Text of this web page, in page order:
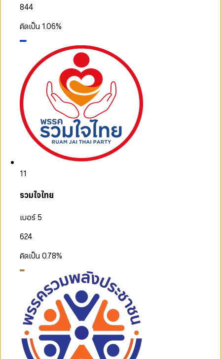
844
คิดเป็น 1.06%
11
รวมใจไทย
เบอร์ 5
624
คิดเป็น0.78%